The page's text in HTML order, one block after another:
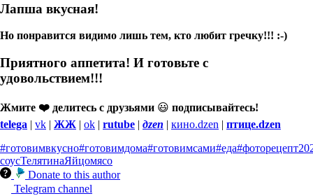
Лапша вкусная!
Но понравится видимо лишь тем, кто любит гречку!!! :-)
Приятного аппетита! И готовьте с
удовольствием!!!
Жмите ❤️ делитесь с друзьями 😃 подписывайтесь!
telega | vk | ЖЖ | ok | rutube | дzen | кино.dzen | птице.dzen
#готовимвкусно#готовимдома#готовимсами#еда#фоторецепт
соусТелятинаЯйцомясо
Donate to this author
Telegram channel